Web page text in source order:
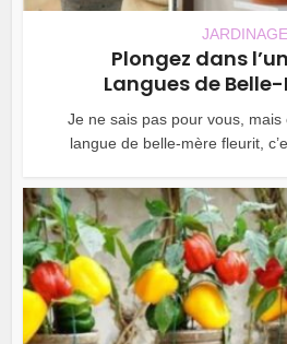
JARDINAGE
Plongez dans
Langues de Belle-
Je ne sais pas pour vous,
langue de belle-mère fleurit,